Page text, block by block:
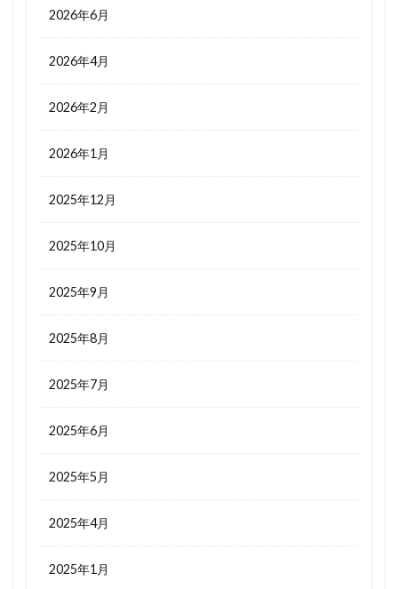
2026年6月
2026年4月
2026年2月
2026年1月
2025年12月
2025年10月
2025年9月
2025年8月
2025年7月
2025年6月
2025年5月
2025年4月
2025年1月